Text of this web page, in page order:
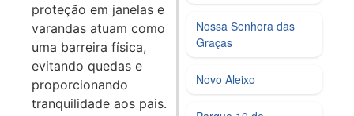
proteção em janelas e
varandas atuam como
uma barreira física,
evitando quedas e
proporcionando
tranquilidade aos pais.
Nossa Senhora das
Graças
Novo Aleixo